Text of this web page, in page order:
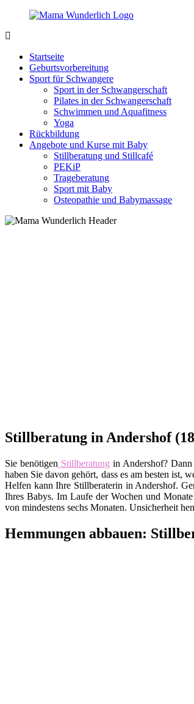
Zurück
Inhalt
sein
wunderbar!
Startseite
Geburtsvorbereitung
Sport für Schwangere
Sport in der Schwangerschaft
Pilates in der Schwangerschaft
Schwimmen und Aquafitness
Yoga
Rückbildung
Angebote und Kurse mit Baby
Stillberatung und Stillcafé
PEKiP
Trageberatung
Sport mit Baby
Osteopathie und Babymassage
Stillberatung in Andershof
Sie benötigen Stillberatung in Andershof?
haben Sie davon gehört, dass es am besten ist,
Helfen kann Ihre Stillberaterin in Andershof.
Ihres Babys. Im Laufe der Wochen und
von mindestens sechs Monaten. Unsicherheit
Hemmungen abbauen: